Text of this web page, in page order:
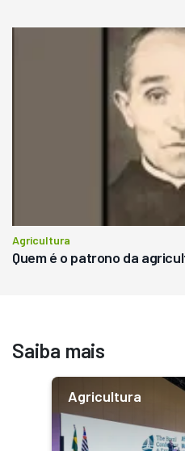
Agricultura
Quem é o patrono da
Saiba mais
Agricultura